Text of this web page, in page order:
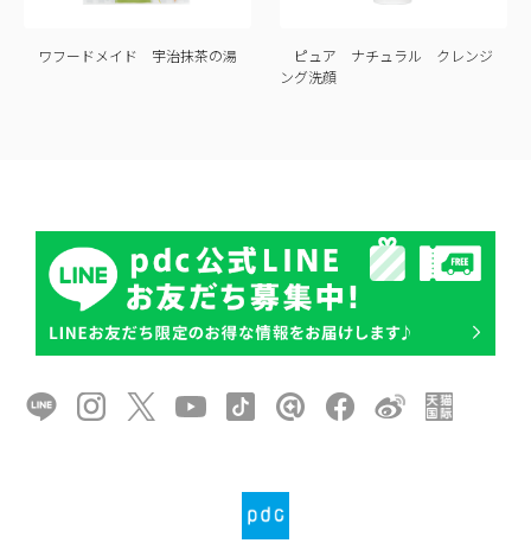
ワフードメイド 宇治抹茶の湯
ピュア ナチュラル クレンジ
ング洗顔